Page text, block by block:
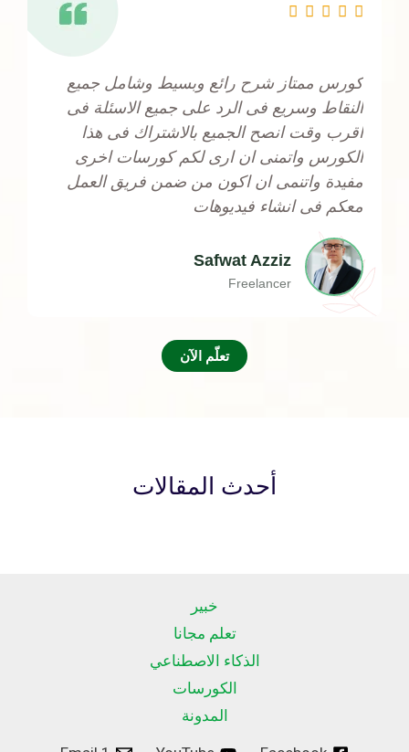





of
5
كورس ممتاز شرح رائع وبسيط وشامل جميع
النقاط وسريع فى الرد على جميع الاسئلة فى
اقرب وقت انصح الجميع بالاشتراك فى هذا
الكورس واتمنى ان ارى لكم كورسات اخرى
مفيدة واتنمى ان اكون من ضمن فريق العمل
معكم فى انشاء فيديوهات
Safwat Azziz
Freelancer
تعلّم الآن
أحدث المقالات
خبير
تعلم مجانا
الذكاء الاصطناعي
الكورسات
المدونة